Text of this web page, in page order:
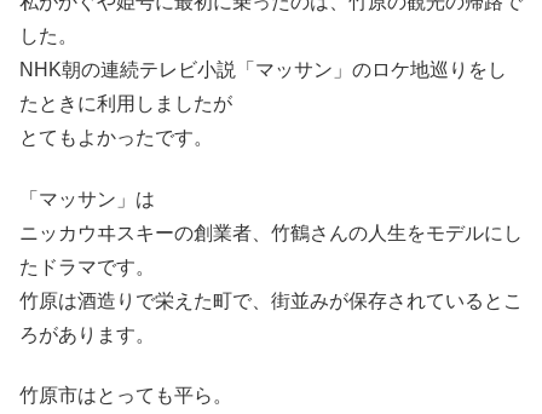
した。
NHK朝の連続テレビ小説「マッサン」のロケ地巡りをし
たときに利用しましたが
とてもよかったです。
「マッサン」は
ニッカウヰスキーの創業者、竹鶴さんの人生をモデルにし
たドラマです。
竹原は酒造りで栄えた町で、街並みが保存されているとこ
ろがあります。
竹原市はとっても平ら。